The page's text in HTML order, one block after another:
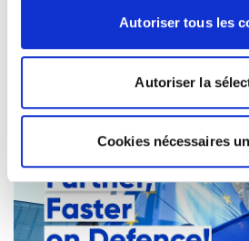
Autoriser tous les
Autoriser la
Cookies nécessaires
EUROPÉENS